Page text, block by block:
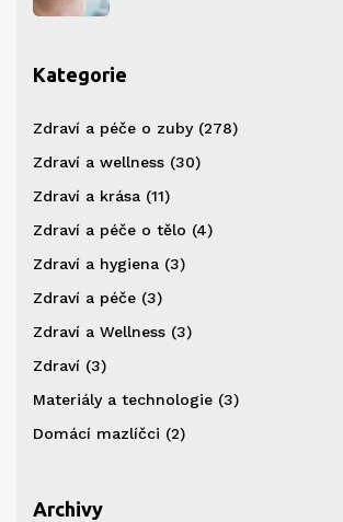
Kategorie
Zdraví a péče o zuby (278)
Zdraví a wellness (30)
Zdraví a krása (11)
Zdraví a péče o tělo (4)
Zdraví a hygiena (3)
Zdraví a péče (3)
Zdraví a Wellness (3)
Zdraví (3)
Materiály a technologie (3)
Domácí mazlíčci (2)
Archivy